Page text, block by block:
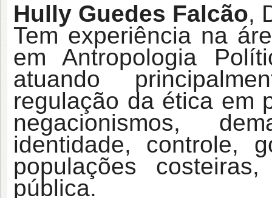
Hully Guedes Falcão,
Tem experiência na
em Antropologia
atuando
regulação da ética em
negacionismos,
identidade, controle,
populações
pública.